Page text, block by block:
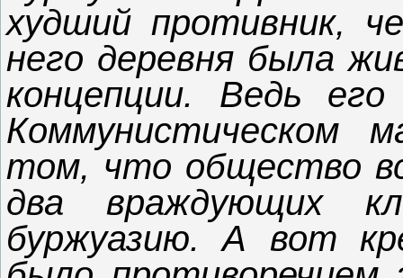
худший противник,
него деревня была
концепции. Ведь
Коммунистическом
том, что общество
два враждующих
буржуазию. А вот